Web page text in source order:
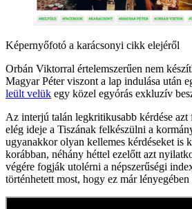
Képernyőfotó a karácsonyi cikk elejéről
Orbán Viktorral értelemszerűen nem
Magyar Péter viszont a lap indulása után
leült velük egy közel egyórás exkluzív
Az interjú talán legkritikusabb kérdése azt
elég ideje a Tiszának felkészülni a
ugyanakkor olyan kellemes kérdéseket is
korábban, néhány héttel ezelőtt azt
végére fogják utolérni a népszerűségi
történhetett most, hogy ez már